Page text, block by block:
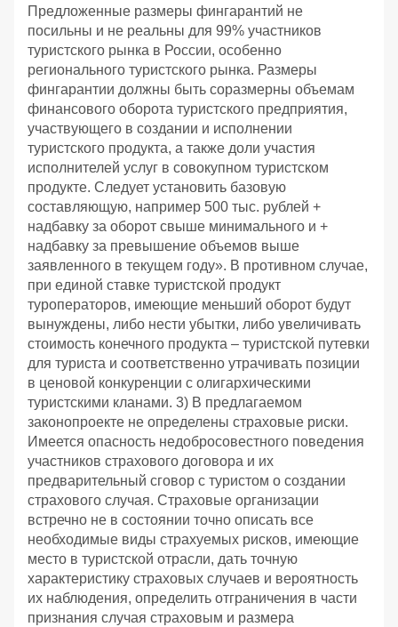
Предложенные размеры фингарантий не
посильны и не реальны для 99% участников
туристского рынка в России, особенно
регионального туристского рынка. Размеры
фингарантии должны быть соразмерны объемам
финансового оборота туристского предприятия,
участвующего в создании и исполнении
туристского продукта, а также доли участия
исполнителей услуг в совокупном туристском
продукте. Следует установить базовую
составляющую, например 500 тыс. рублей +
надбавку за оборот свыше минимального и +
надбавку за превышение объемов выше
заявленного в текущем году». В противном случае,
при единой ставке туристской продукт
туроператоров, имеющие меньший оборот будут
вынуждены, либо нести убытки, либо увеличивать
стоимость конечного продукта – туристской путевки
для туриста и соответственно утрачивать позиции
в ценовой конкуренции с олигархическими
туристскими кланами. 3) В предлагаемом
законопроекте не определены страховые риски.
Имеется опасность недобросовестного поведения
участников страхового договора и их
предварительный сговор с туристом о создании
страхового случая. Страховые организации
встречно не в состоянии точно описать все
необходимые виды страхуемых рисков, имеющие
место в туристской отрасли, дать точную
характеристику страховых случаев и вероятность
их наблюдения, определить отграничения в части
признания случая страховым и размера